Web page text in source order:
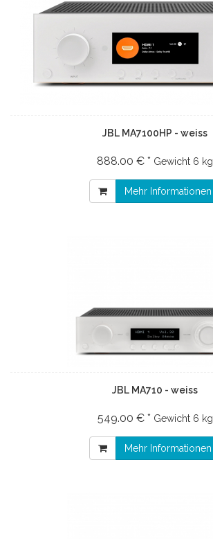
JBL MA7100HP - weiss
888.00 € * Gewicht 6 kg
Mehr Informationen
JBL MA710 - weiss
549.00 € * Gewicht 6 kg
Mehr Informationen